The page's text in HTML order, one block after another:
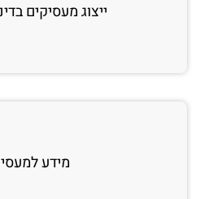
ייצוג מעסיקים
מידע